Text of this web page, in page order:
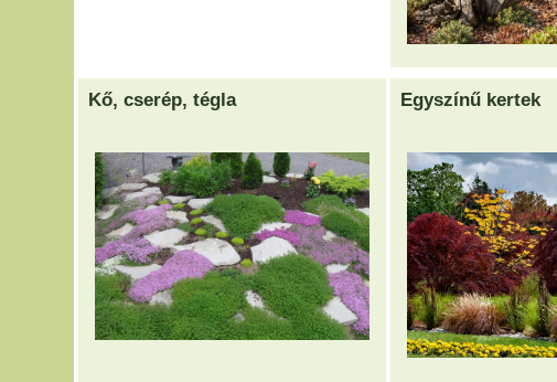
Kő, cserép, tégla Egyszínű kertek